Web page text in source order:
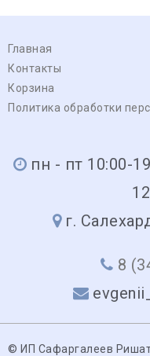
Главная
Контакты
Корзина
Политика обработки
пн - пт 10:00-
г.
8
© ИП Сафаргалеев